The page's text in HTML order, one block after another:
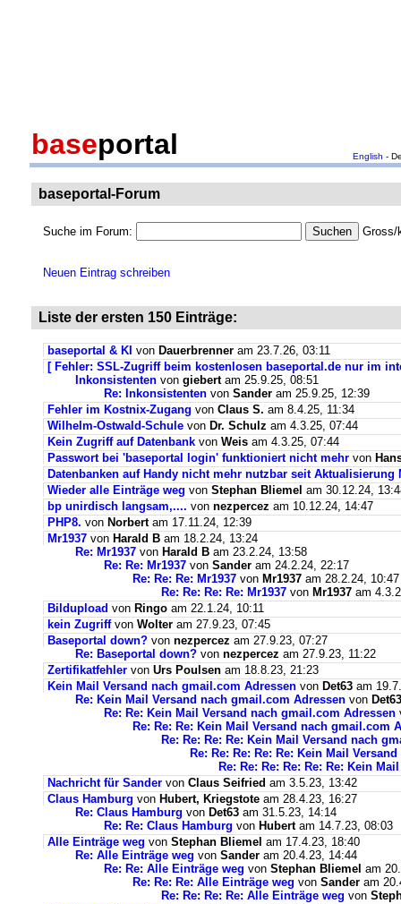
baseportal English -
baseportal-Forum
Suche im Forum: Gross/
Neuen Eintrag schreiben
Liste der ersten 150 Einträge:
baseportal & KI von Dauerbrenner am 23.7.26, 03:11
[ Fehler: SSL-Zugriff beim kostenlosen baseportal.de nur im
Inkonsistenten von giebertam 25.9.25, 08:51
Re: Inkonsistenten von Sander am 25.9.25, 12:39
Fehler im Kostnix-Zugang von Claus S. am 8.4.25, 11:34
Wilhelm-Ostwald-Schule von Dr. Schulz am 4.3.25, 07:44
Kein Zugriff auf Datenbank von Weis am 4.3.25, 07:44
Passwort bei 'baseportal login' funktioniert nicht mehr von
Datenbanken auf Handy nicht mehr nutzbar seit Aktualisierung
Wieder alle Einträge weg von Stephan Bliemel am 30.12.24,
bp unirdisch langsam,.... von nezpercez am 10.12.24, 14:47
PHP8. von Norbertam 17.11.24, 12:39
Mr1937 von Harald B am 18.2.24, 13:24
Re: Mr1937 von Harald B am 23.2.24, 13:58
Re: Re: Mr1937 von Sander am 24.2.24, 22:17
Re: Re: Re: Mr1937 von Mr1937 am 28.2.24, 10:47
Re: Re: Re: Re: Mr1937 von Mr1937 am
Bildupload von Ringo am 22.1.24, 10:11
kein Zugriffvon Wolter am 27.9.23, 07:45
Baseportal down? von nezpercez am 27.9.23, 07:27
Re: Baseportal down? von nezpercez am 27.9.23, 11:22
Zertifikatfehler von Urs Poulsen am 18.8.23, 21:23
Kein Mail Versand nach gmail.com Adressen von Det63 am
Re: Kein Mail Versand nach gmail.com Adressen von Det63
Re: Re: Kein Mail Versand nach gmail.com Adressen
Re: Re: Re: Kein Mail Versand nach gmail.com
Re: Re: Re: Re: Kein Mail Versand nach
Re: Re: Re: Re: Re: Kein Mail
Re: Re: Re: Re: Re: Re: Kein
Nachricht für Sander von Claus Seifried am 3.5.23, 13:42
Claus Hamburg von Hubert, Kriegstote am 28.4.23, 16:27
Re: Claus Hamburg von Det63 am 31.5.23, 14:14
Re: Re: Claus Hamburg von Hubertam 14.7.23, 08:03
Alle Einträge weg von Stephan Bliemel am 17.4.23, 18:40
Re: Alle Einträge weg von Sander am 20.4.23, 14:44
Re: Re: Alle Einträge weg von Stephan Bliemel am
Re: Re: Re: Alle Einträge weg von Sander am
Re: Re: Re: Re: Alle Einträge weg von